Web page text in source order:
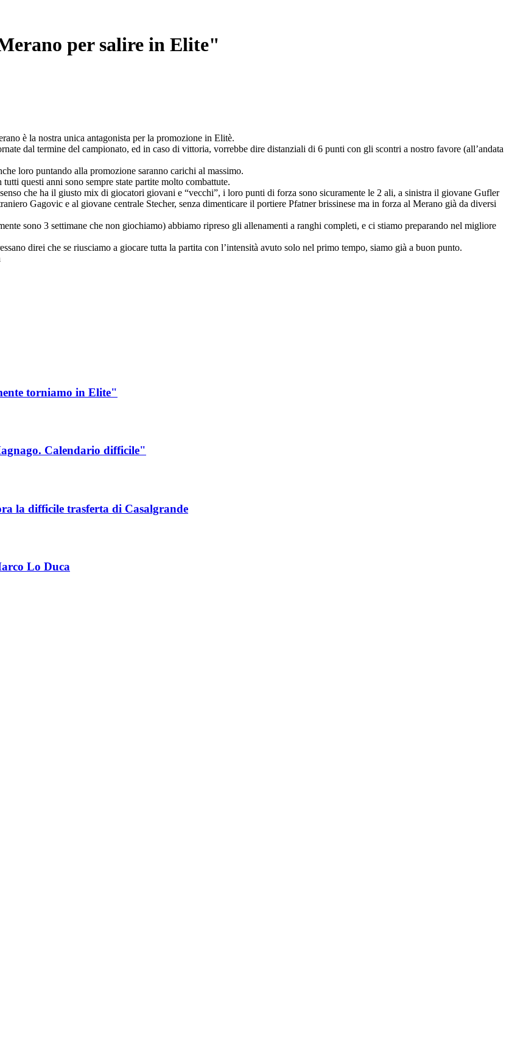
per salire in Elite"
è la nostra unica antagonista per la promozione in Elitè.
dal termine del campionato, ed in caso di vittoria, vorrebbe dire distanziali di 6 punti con gli scontri a nostro favore (all’andata
loro puntando alla promozione saranno carichi al massimo.
questi anni sono sempre state partite molto combattute.
che ha il giusto mix di giocatori giovani e “vecchi”, i loro punti di forza sono sicuramente le 2 ali, a sinistra il giovane Gufler
Gagovic e al giovane centrale Stecher, senza dimenticare il portiere Pfatner brissinese ma in forza al Merano già da diversi
sono 3 settimane che non giochiamo) abbiamo ripreso gli allenamenti a ranghi completi, e ci stiamo preparando nel migliore
direi che se riusciamo a giocare tutta la partita con l’intensità avuto solo nel primo tempo, siamo già a buon punto.
torniamo in Elite"
Calendario difficile"
la difficile trasferta di Casalgrande
Lo Duca